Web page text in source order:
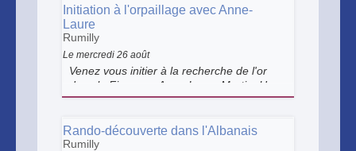
au bord de la rivière, en pleine nature.
Dès 8 ans.
Initiation à l'orpaillage avec Anne-
Laure
Rumilly
Le mercredi 26 août
Venez vous initier à la recherche de l'or
dans le Fier avec Anne-Laure Martin. Une
activité ludique qui permet de découvrir
au bord de la rivière, en pleine nature.
Dès 8 ans.
Rando-découverte dans l'Albanais
Rumilly